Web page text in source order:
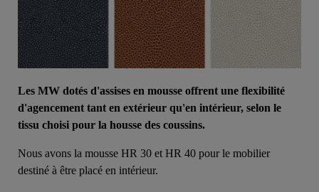
Les MW dotés d'assises en mousse offrent une flexibilité
d'agencement tant en extérieur qu'en intérieur, selon le
tissu choisi pour la housse des coussins.
Nous avons la mousse HR 30 et HR 40 pour le mobilier
destiné à être placé en intérieur.